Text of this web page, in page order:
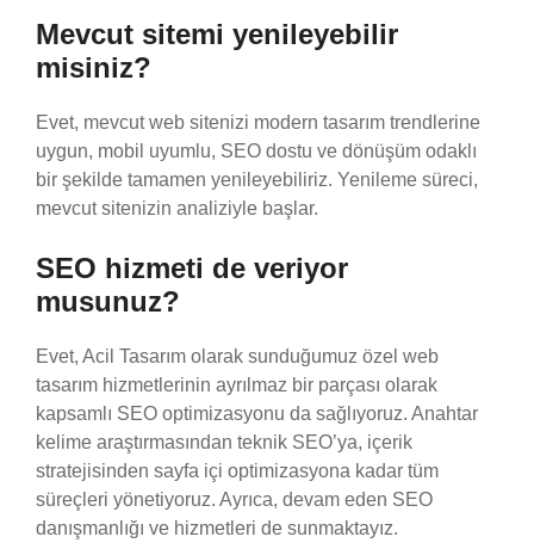
Mevcut sitemi yenileyebilir
misiniz?
Evet, mevcut web sitenizi modern tasarım trendlerine
uygun, mobil uyumlu, SEO dostu ve dönüşüm odaklı
bir şekilde tamamen yenileyebiliriz. Yenileme süreci,
mevcut sitenizin analiziyle başlar.
SEO hizmeti de veriyor
musunuz?
Evet, Acil Tasarım olarak sunduğumuz özel web
tasarım hizmetlerinin ayrılmaz bir parçası olarak
kapsamlı SEO optimizasyonu da sağlıyoruz. Anahtar
kelime araştırmasından teknik SEO’ya, içerik
stratejisinden sayfa içi optimizasyona kadar tüm
süreçleri yönetiyoruz. Ayrıca, devam eden SEO
danışmanlığı ve hizmetleri de sunmaktayız.